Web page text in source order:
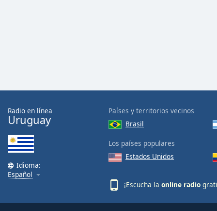
Radio en línea
Uruguay
Idioma:
Español
Países y territorios vecinos
Brasil
Los países populares
Estados Unidos
¡Escucha la online radio